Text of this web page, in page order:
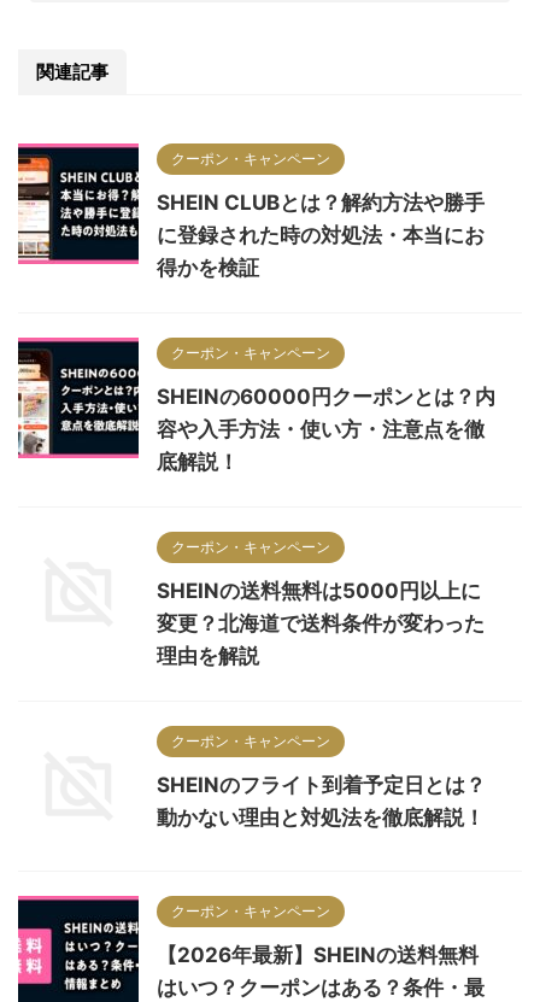
関連記事
クーポン・キャンペーン
SHEIN CLUBとは？解約方法や勝手
に登録された時の対処法・本当にお
得かを検証
クーポン・キャンペーン
SHEINの60000円クーポンとは？内
容や入手方法・使い方・注意点を徹
底解説！
クーポン・キャンペーン
SHEINの送料無料は5000円以上に
変更？北海道で送料条件が変わった
理由を解説
クーポン・キャンペーン
SHEINのフライト到着予定日とは？
動かない理由と対処法を徹底解説！
クーポン・キャンペーン
【2026年最新】SHEINの送料無料
はいつ？クーポンはある？条件・最